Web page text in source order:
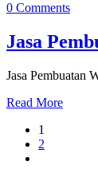
0 Comments
Jasa
Jasa Pembuatan
Read More
1
2